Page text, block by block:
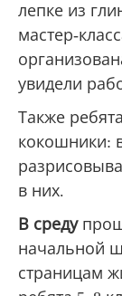
лепке из
мастер-
увидели
Также
кокошники:
в них.
В среду
начальной
страницам